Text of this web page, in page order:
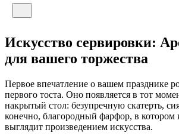
Искусство сервировки:
для вашего торжества
Первое впечатление о вашем празднике
первого тоста. Оно появляется в тот
накрытый стол: безупречную скатерть,
конечно, благородный фарфор, в котором
выглядит произведением искусства.